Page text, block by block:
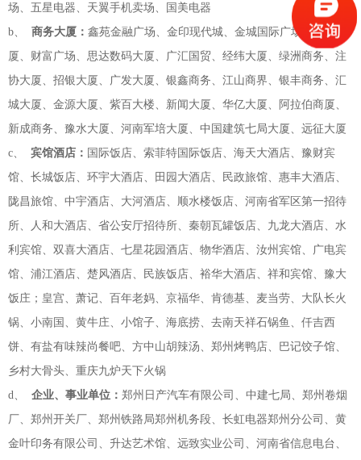
场、五星电器、天翼手机卖场、国美电器
b、
商务大厦： 鑫苑金融广场、金印现代城、金城国际广场、冰熊大
厦、财富广场、思达数码大厦、广汇国贸、经纬大厦、绿洲商务、注
协大厦、招银大厦、广发大厦、银鑫商务、江山商界、银丰商务、汇
城大厦、金源大厦、紫百大楼、新闻大厦、华亿大厦、阿拉伯商厦、
新成商务、豫水大厦、河南军培大厦、中国建筑七局大厦、远征大厦
c、
宾馆酒店： 国际饭店、索菲特国际饭店、海天大酒店、豫财宾
馆、长城饭店、环宇大酒店、田园大酒店、民政旅馆、惠丰大酒店、
陇昌旅馆、中宇酒店、大河酒店、顺水楼饭店、河南省军区第一招待
所、人和大酒店、省公安厅招待所、秦朝瓦罐饭店、九龙大酒店、水
利宾馆、双喜大酒店、七星花园酒店、物华酒店、汝州宾馆、广电宾
馆、浦江酒店、楚风酒店、民族饭店、裕华大酒店、祥和宾馆、豫大
饭庄；皇宫、萧记、百年老妈、京福华、肯德基、麦当劳、大队长火
锅、小南国、黄牛庄、小馆子、海底捞、去南天祥石锅鱼、仟吉西
饼、有盐有味辣尚餐吧、方中山胡辣汤、郑州烤鸭店、巴记饺子馆、
乡村大骨头、重庆九炉天下火锅
d、
企业、事业单位： 郑州日产汽车有限公司、中建七局、郑州卷烟
厂、郑州开关厂、郑州铁路局郑州机务段、长虹电器郑州分公司、黄
金叶印务有限公司、升达艺术馆、远致实业公司、河南省信息电台、